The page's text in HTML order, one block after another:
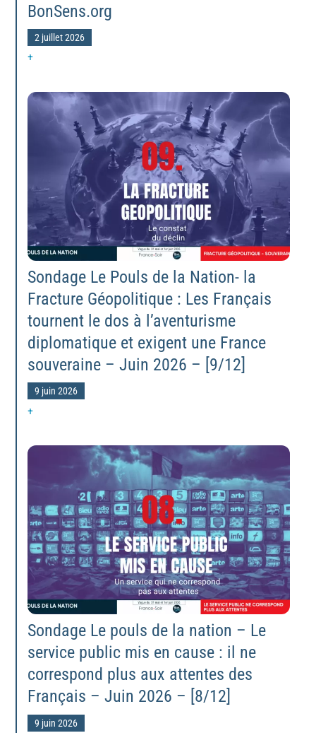
BonSens.org
2 juillet 2026
+
Sondage Le Pouls de la Nation- la
Fracture Géopolitique : Les Français
tournent le dos à l’aventurisme
diplomatique et exigent une France
souveraine – Juin 2026 – [9/12]
9 juin 2026
+
Sondage Le pouls de la nation – Le
service public mis en cause : il ne
correspond plus aux attentes des
Français – Juin 2026 – [8/12]
9 juin 2026